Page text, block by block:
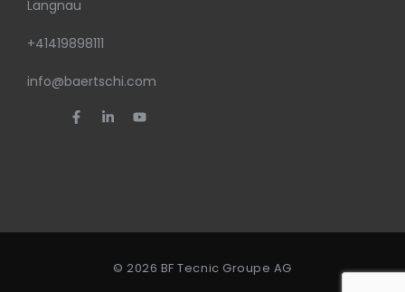
Langnau
+41419898111
info@baertschi.com
© 2026 BF Tecnic Groupe AG